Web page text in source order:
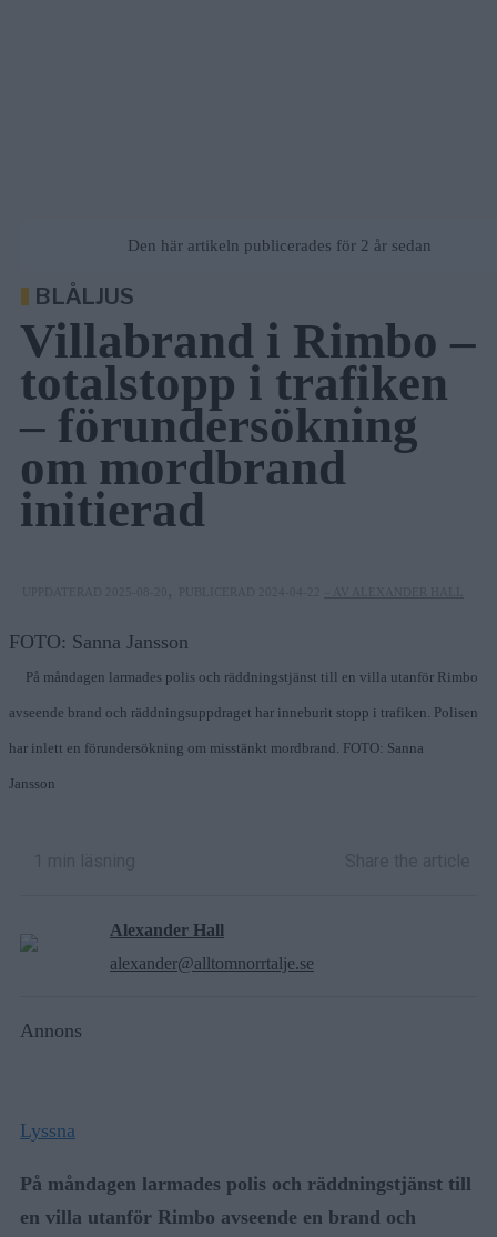
Den här artikeln publicerades för 2 år sedan
BLÅLJUS
Villabrand i Rimbo –
totalstopp i trafiken
– förundersökning
om mordbrand
initierad
FOTO: Sanna Jansson
På måndagen larmades polis och räddningstjänst till en villa utanför Rimbo
avseende brand och räddningsuppdraget har inneburit stopp i trafiken. Polisen
har inlett en förundersökning om misstänkt mordbrand. FOTO: Sanna
Jansson
Alexander Hall
alexander@alltomnorrtalje.se
Annons
Lyssna
På måndagen larmades polis och räddningstjänst till
en villa utanför Rimbo avseende en brand och